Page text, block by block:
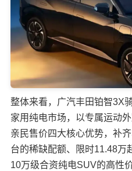
整体来看，广汽丰田铂智3X
家用纯电市场，以专属运动
亲民售价四大核心优势，补
台的稀缺配额、限时11.48万
10万级合资纯电SUV的高性